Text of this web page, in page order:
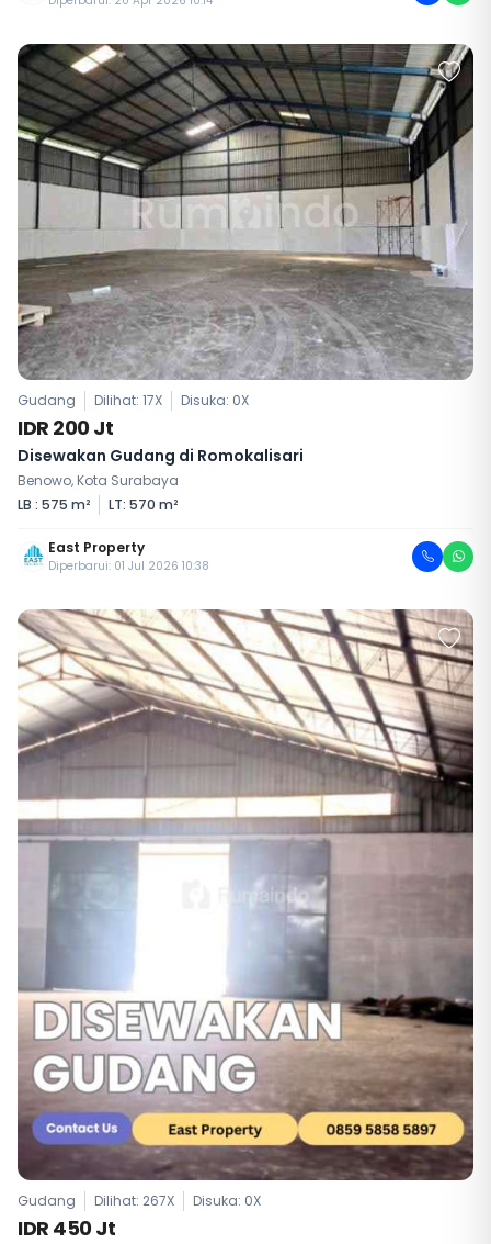
Gudang Dilihat: 17X Disuka: 0X
IDR 200 Jt
Disewakan Gudang di Romokalisari
Benowo, Kota Surabaya
LB : 575 m²
LT: 570 m²
East Property
Diperbarui: 01 Jul 2026 10:38
Gudang Dilihat: 267X Disuka: 0X
IDR 450 Jt